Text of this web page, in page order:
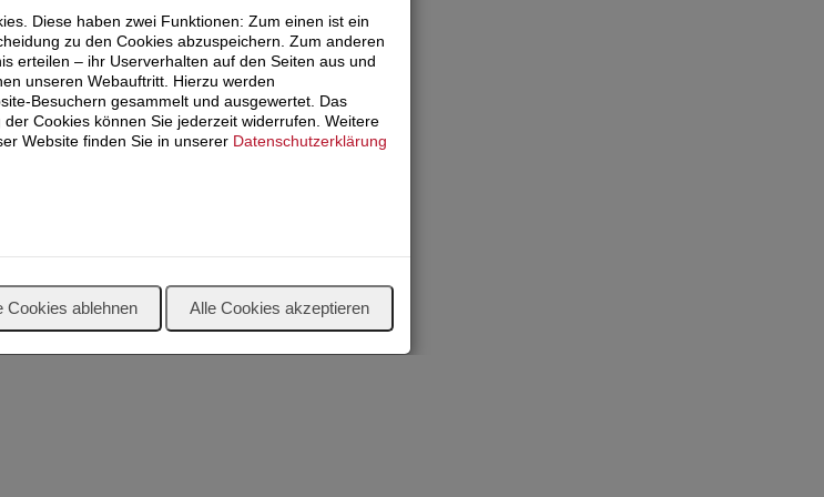
Diese haben zwei Funktionen: Zum einen ist ein
zu den Cookies abzuspeichern. Zum anderen
erteilen – ihr Userverhalten auf den Seiten aus und
unseren Webauftritt. Hierzu werden
Besuchern gesammelt und ausgewertet. Das
Cookies können Sie jederzeit widerrufen. Weitere
Website finden Sie in unserer Datenschutzerklärung
Cookies ablehnen Alle Cookies akzeptieren